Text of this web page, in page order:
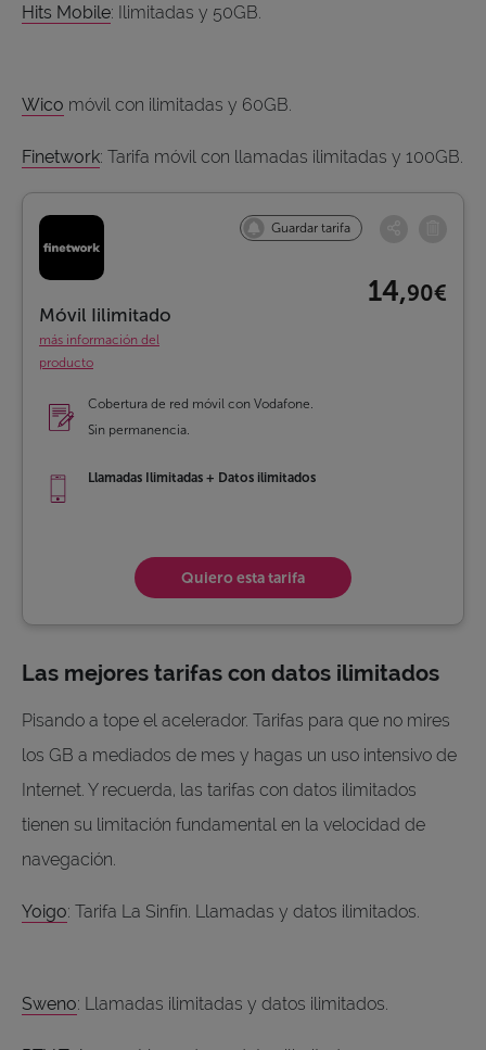
Hits Mobile: Ilimitadas y 50GB.
Wico móvil con ilimitadas y 60GB.
Finetwork: Tarifa móvil con llamadas ilimitadas y 100GB.
Guardar tarifa
Móvil Iilimitado
más información del
producto
14,90€
Quiero esta tarifa
Cobertura de red móvil con Vodafone.
Sin permanencia.
Llamadas Ilimitadas + Datos ilimitados
Las mejores tarifas con datos ilimitados
Pisando a tope el acelerador. Tarifas para que no mires
los GB a mediados de mes y hagas un uso intensivo de
Internet. Y recuerda, las tarifas con datos ilimitados
tienen su limitación fundamental en la velocidad de
navegación.
Yoigo: Tarifa La Sinfín. Llamadas y datos ilimitados.
Sweno: Llamadas ilimitadas y datos ilimitados.